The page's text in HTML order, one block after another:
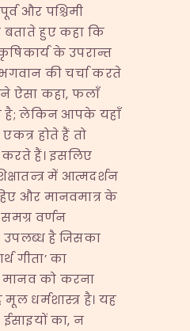
और पश्चिमी
हुए कहा कि
के उपरान्त
की चर्चा करते
ऐसा कहा, फलाँ
है; लेकिन आपके यहाँ
होते हैं तो
करते हैं। इसलिए
में आत्मदर्शन
और मानवमात्र के
वर्णन
उपलब्ध है जिसका
गीता’ का
को करना
धर्मशास्त्र है। यह
का, न